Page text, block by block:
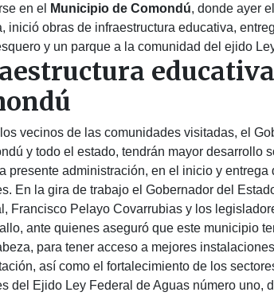
en el
Municipio de Comondú, donde ayer
inició obras de infraestructura educativa,
y un parque a la comunidad del ejido
vecinos de las comunidades visitadas, el
y todo el estado, tendrán mayor desarrollo
presente administración, en el inicio y
En la gira de trabajo el Gobernador del
Francisco Pelayo Covarrubias y los
ante quienes aseguró que este municipio
para tener acceso a mejores
así como el fortalecimiento de los
del Ejido Ley Federal de Aguas número uno,